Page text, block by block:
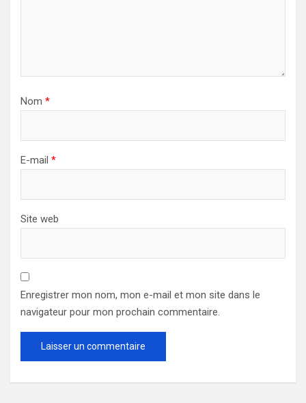
Nom *
E-mail *
Site web
Enregistrer mon nom, mon e-mail et mon site dans le
navigateur pour mon prochain commentaire.